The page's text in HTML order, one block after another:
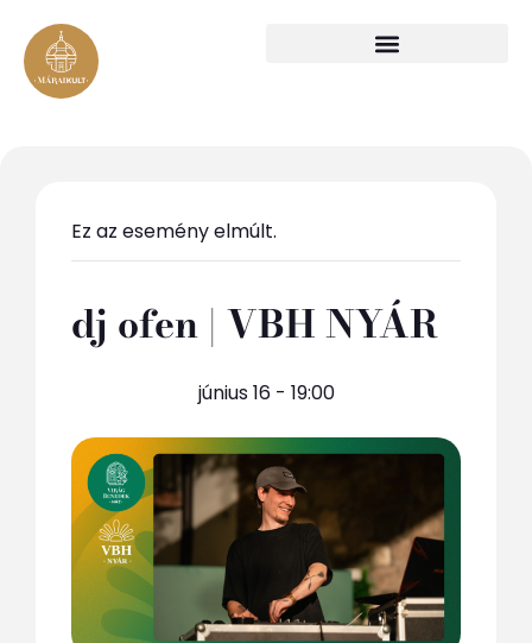
Ez az esemény elmúlt.
dj ofen | VBH NYÁR
június 16 - 19:00